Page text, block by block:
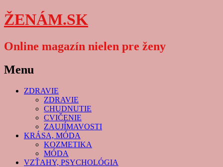
ŽENÁM.SK
Online magazín nielen pre ženy
Menu
Skip
ZDRAVIE
ZDRAVIE
CHUDNUTIE
CVIČENIE
ZAUJÍMAVOSTI
KRÁSA, MÓDA
KOZMETIKA
MÓDA
VZŤAHY, PSYCHOLÓGIA